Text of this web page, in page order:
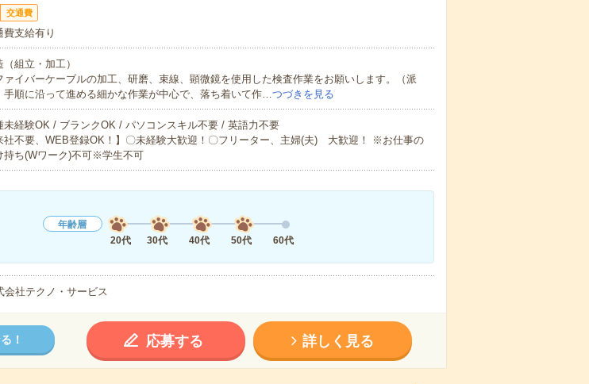
交通費
費支給有り
（組立・加工）
ァイバーケーブルの加工、研磨、束線、顕微鏡を使用した検査作業をお願いします。（派
手順に沿って進める細かな作業が中心で、落ち着いて作…つづきを見る
未経験OK / ブランクOK / パソコンスキル不要 / 英語力不要
社不要、WEB登録OK！】〇未経験大歓迎！〇フリーター、主婦(夫) 大歓迎！ ※お仕事の
持ち(Wワーク)不可※学生不可
年齢層
20代
30代 40代 50代 60代
会社テクノ・サービス
！ 応募する 詳しく見る